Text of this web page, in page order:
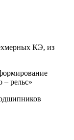
КЭ, из
– рельс»